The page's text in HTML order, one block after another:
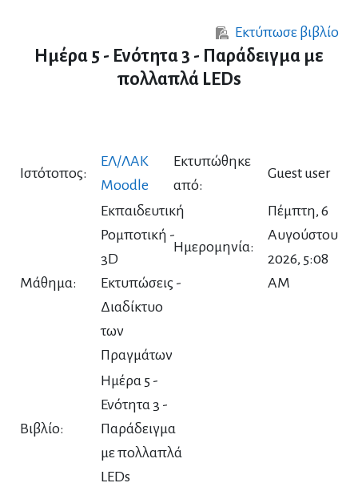
Εκτύπωσε βιβλίο
Ημέρα 5 - Ενότητα 3 - Παράδειγμα με
πολλαπλά LEDs
Ιστότοπος:
ΕΛ/ΛΑΚ
Moodle
Μάθημα:
Εκπαιδευτική
Ρομποτική -
3D
Εκτυπώσεις -
Διαδίκτυο
των
Πραγμάτων
Βιβλίο:
Ημέρα 5 -
Ενότητα 3 -
Παράδειγμα
με πολλαπλά
LEDs
Εκτυπώθηκε
από:
Guest user
Ημερομηνία:
Πέμπτη, 6
Αυγούστου
2026, 5:08
AM